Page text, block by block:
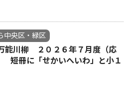
中央区・緑区
能川柳 ２０２６年７月度（応
短冊に「せかいへいわ」と小１